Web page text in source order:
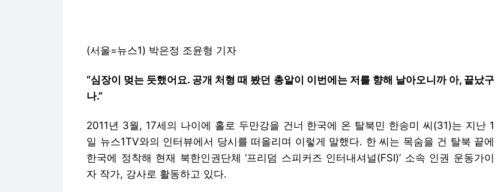
(서울=뉴스1) 박은정 조윤형 기자
“심장이 멎는 듯했어요. 공개 처형 때 봤던 총알이 이번에는 저를 향해 날아오니까 아, 끝났구
나.”
2011년 3월, 17세의 나이에 홀로 두만강을 건너 한국에 온 탈북민 한송미 씨(31)는 지난 1
일 뉴스1TV와의 인터뷰에서 당시를 떠올리며 이렇게 말했다. 한 씨는 목숨을 건 탈북 끝에
한국에 정착해 현재 북한인권단체 ‘프리덤 스피커즈 인터내셔널(FSI)’ 소속 인권 운동가이
자 작가, 강사로 활동하고 있다.